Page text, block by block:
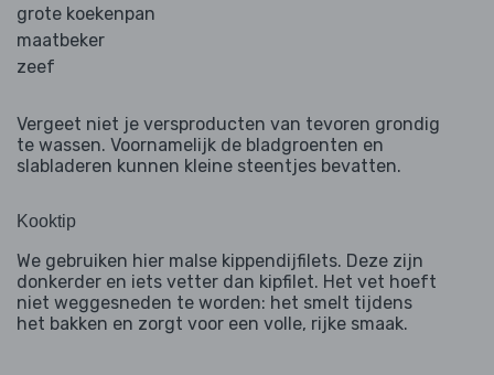
grote koekenpan
maatbeker
zeef
Vergeet niet je versproducten van tevoren grondig
te wassen. Voornamelijk de bladgroenten en
slabladeren kunnen kleine steentjes bevatten.
Kooktip
We gebruiken hier malse kippendijfilets. Deze zijn
donkerder en iets vetter dan kipfilet. Het vet hoeft
niet weggesneden te worden: het smelt tijdens
het bakken en zorgt voor een volle, rijke smaak.